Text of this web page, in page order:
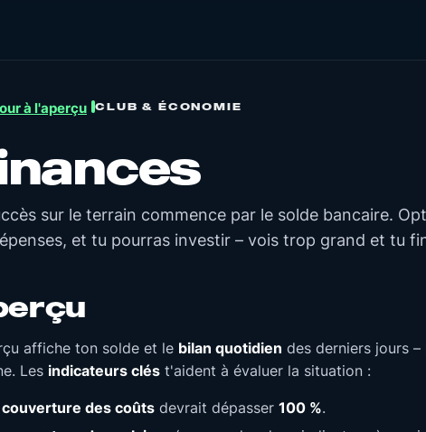
à l'aperçu CLUB & ÉCONOMIE
sur le terrain commence par le solde bancaire.
et tu pourras investir – vois trop grand et tu
affiche ton solde et le bilan quotidien des derniers jours
Les indicateurs clés t'aident à évaluer la situation :
couverture des coûts devrait dépasser 100 %.